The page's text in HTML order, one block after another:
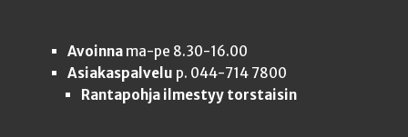
Avoinnama-pe 8.30-16.00
Asiakaspalvelu p. 044-714 7800
Rantapohja ilmestyy torstaisin